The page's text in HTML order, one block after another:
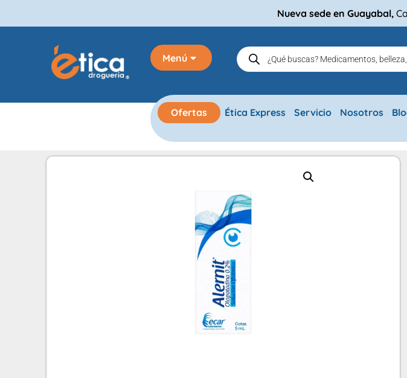
Nueva sede en Guayabal,
Menú
Ofertas Ética Express Servicio Nosotros